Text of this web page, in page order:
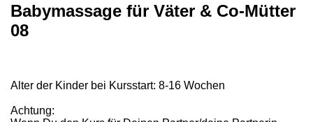
Babymassage für Väter & Co-Mütter
08
Alter der Kinder bei Kursstart: 8-16 Wochen
Achtung: